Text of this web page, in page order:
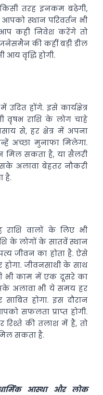
तरह इनकम बढ़ेगी,
स्थान परिवर्तन भी
कही निवेश करेंगे तो
की कहीं बड़ी डील
आय वृद्धि होगी.
होंगे. इसे कार्यक्षेत्र
वृषभ राशि के लोग चाहे
से, हर क्षेत्र में अपना
अच्छा मुनाफा मिलेगा.
मिल सकता है, या सैलरी
अलावा बेहतर नौकरी
है.
राशि वालों के लिए भी
के लोगों के सातवें स्थान
जीवन का होता है. ऐसे
जीवनसाथी के साथ
भी काम में एक दूसरे का
अलावा भी ये समय हर
होगा. इस दौरान
सफलता प्राप्त होगी.
की तलाश में हैं, तो
सकता है.
आस्था और लोक